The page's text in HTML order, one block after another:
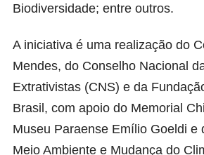
Biodiversidade; entre outros.
A iniciativa é uma realização do
Mendes, do Conselho Nacional
Extrativistas (CNS) e da
Brasil, com apoio do Memorial
Museu Paraense Emílio Goeldi e
Meio Ambiente e Mudança do